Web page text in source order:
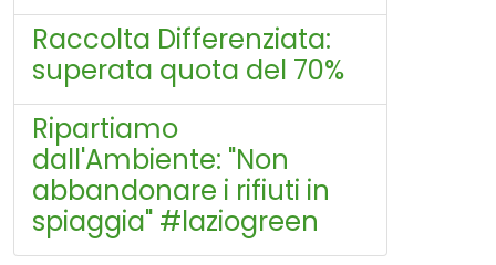
Raccolta Differenziata:
superata quota del 70%
Ripartiamo
dall'Ambiente: "Non
abbandonare i rifiuti in
spiaggia" #laziogreen